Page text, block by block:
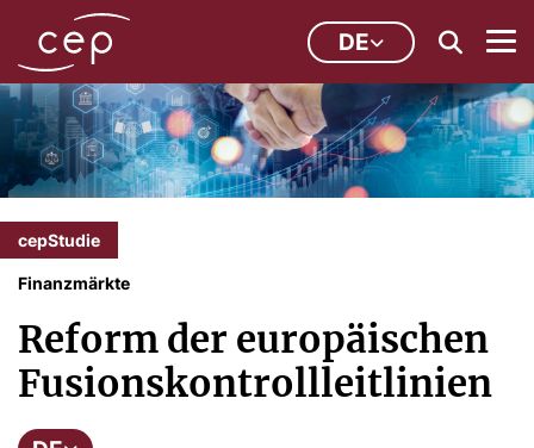
DE
cepStudie
Finanzmärkte
Reform der europäischen
Fusionskontrollleitlinien